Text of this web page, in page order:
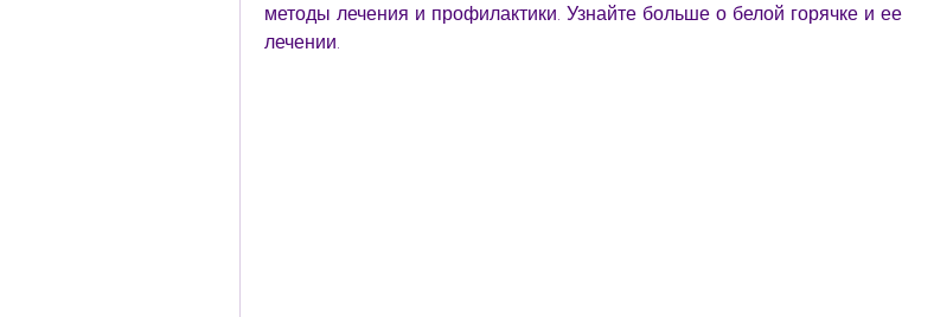
методы лечения и профилактики. Узнайте больше о белой горячке и ее
лечении.